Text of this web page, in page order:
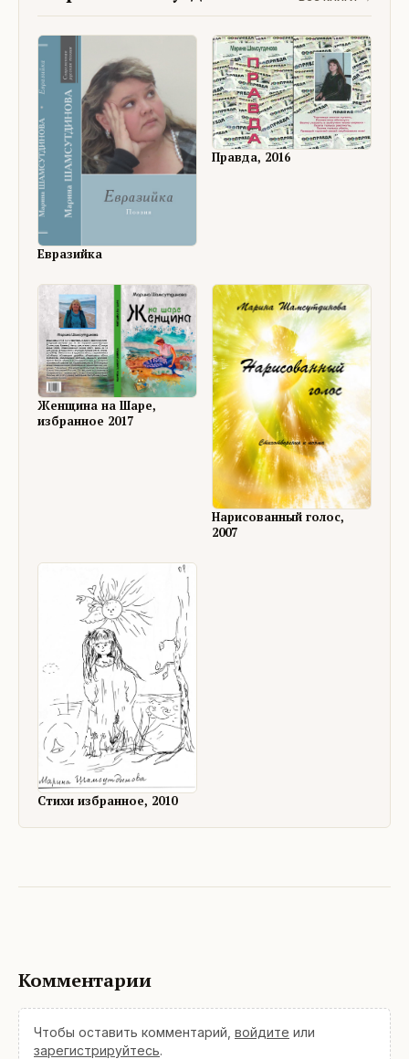
Евразийка
Правда, 2016
Женщина на Шаре,
избранное 2017
Нарисованный голос,
2007
Стихи избранное, 2010
Комментарии
Чтобы оставить комментарий, войдите или
зарегистрируйтесь.